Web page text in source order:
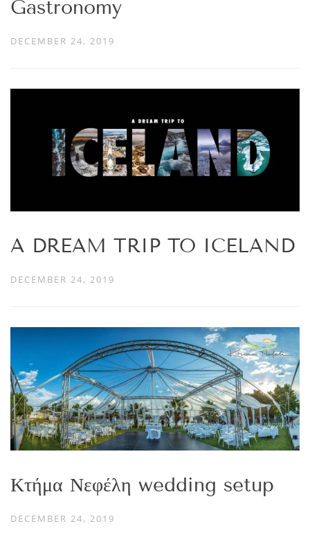
Gastronomy
DECEMBER 24, 2019
A DREAM TRIP TO ICELAND
DECEMBER 24, 2019
Κτήμα Νεφέλη wedding setup
DECEMBER 24, 2019